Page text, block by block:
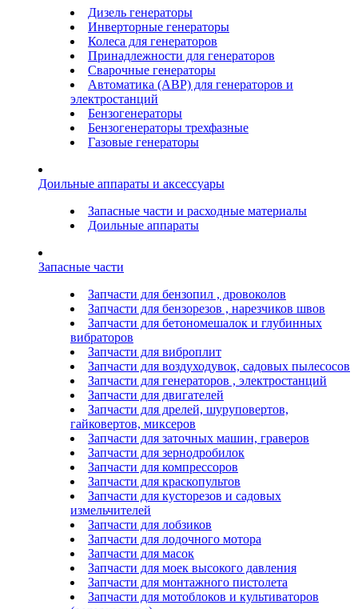
Дизель генераторы
Инверторные генераторы
Колеса для генераторов
Принадлежности для генераторов
Сварочные генераторы
Автоматика (АВР) для генераторов и
электростанций
Бензогенераторы
Бензогенераторы трехфазные
Газовые генераторы
Доильные аппараты и аксессуары
Запасные части и расходные материалы
Доильные аппараты
Запасные части
Запчасти для бензопил , дровоколов
Запчасти для бензорезов , нарезчиков швов
Запчасти для бетономешалок и глубинных
вибраторов
Запчасти для виброплит
Запчасти для воздуходувок, садовых пылесосов
Запчасти для генераторов , электростанций
Запчасти для двигателей
Запчасти для дрелей, шуруповертов,
гайковертов, миксеров
Запчасти для заточных машин, граверов
Запчасти для зернодробилок
Запчасти для компрессоров
Запчасти для краскопультов
Запчасти для кусторезов и садовых
измельчителей
Запчасти для лобзиков
Запчасти для лодочного мотора
Запчасти для масок
Запчасти для моек высокого давления
Запчасти для монтажного пистолета
Запчасти для мотоблоков и культиваторов